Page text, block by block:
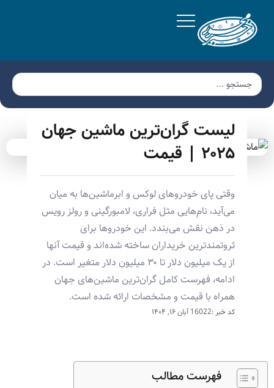
لیست گران‌ترین ماشین جهان
۲۰۲۵ | قیمت
وقتی پای خودروهای لوکس و ابرماشین‌ها به میان
می‌آید، نام‌هایی مثل فراری، لامبورگینی و رولز رویس
در ذهن نقش می‌بندد. این خودروها برای
ثروتمندترین خریداران ساخته شده‌اند و قیمت آنها
از یک میلیون دلار تا ۳۰ میلیون دلار متغیر است. در
ادامه، فهرست کامل گران‌ترین ماشین‌های جهان
همراه با قیمت و مشخصات ارائه شده است.
کد خبر :16022 آبان ۱۶, ۱۴۰۴
فهرست مطالب